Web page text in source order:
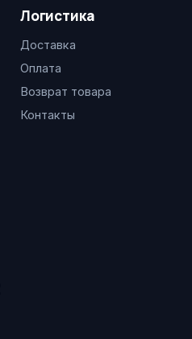
Логистика
Доставка
Оплата
Возврат товара
Контакты